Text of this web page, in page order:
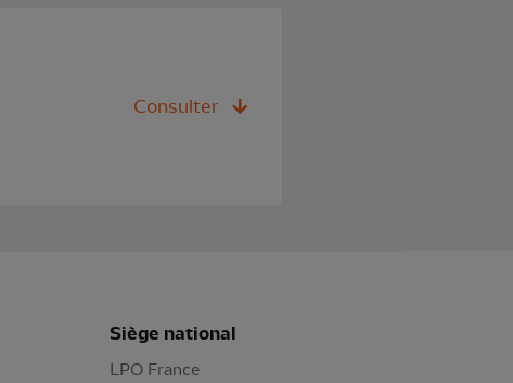
Consulter
Siège national
LPO France